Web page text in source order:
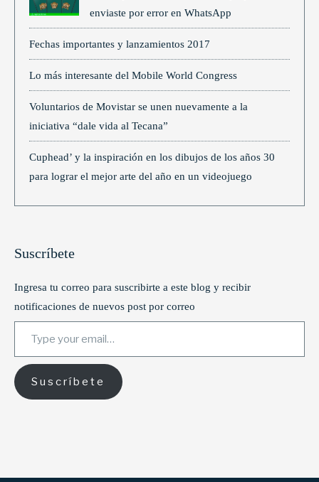
enviaste por error en WhatsApp
Fechas importantes y lanzamientos 2017
Lo más interesante del Mobile World Congress
Voluntarios de Movistar se unen nuevamente a la
iniciativa “dale vida al Tecana”
Cuphead’ y la inspiración en los dibujos de los años 30
para lograr el mejor arte del año en un videojuego
Suscríbete
Ingresa tu correo para suscribirte a este blog y recibir
notificaciones de nuevos post por correo
Type your email…
Suscríbete